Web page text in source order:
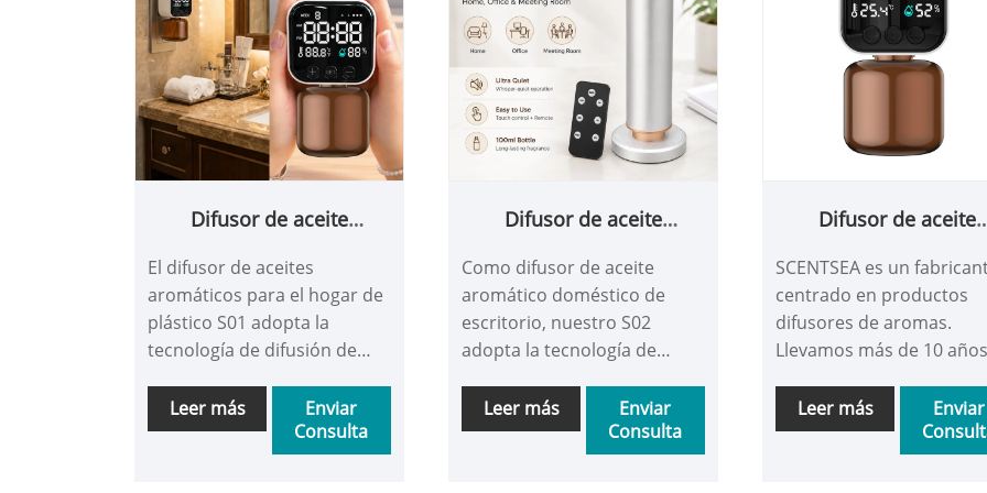
Difusor de aceite
plástico
El difusor de aceites
aromáticos para el hogar de
plástico S01 adopta la
tecnología de difusión de
agua, liberando un aroma
puro mediante la
atomización final para crear
Leer más
Enviar
Consulta
Difusor de aceite
de escritorio
Como difusor de aceite
aromático doméstico de
escritorio, nuestro S02
adopta la tecnología de
silenciosa patentada de
segunda generación en la
industria, con bajo ruido de
Leer más
Enviar
Consulta
Difusor de aceite
enchufable
SCENTSEA es un
centrado en productos
difusores de aromas.
Llevamos más de 10
aromas, trabajando
principalmente con
distribuidores y
Leer más
Enviar